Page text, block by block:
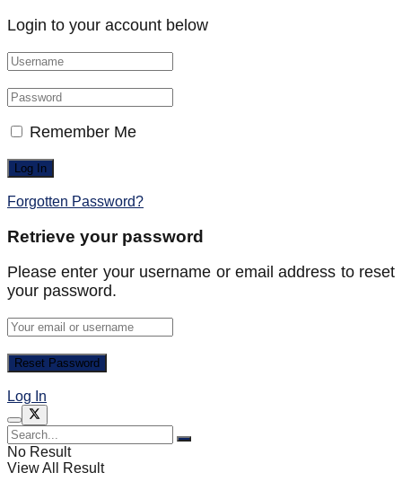
Login to your account below
Remember Me
Forgotten Password?
Retrieve your password
Please enter your username or email address to reset
your password.
Log In
No Result
View All Result